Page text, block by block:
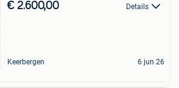
€ 2.600,00 Details
Keerbergen 6 jun 26